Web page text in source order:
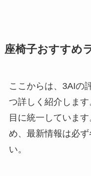
座椅子おすすめ
ここからは、3AIの
つ詳しく紹介しま
目に統一していま
め、最新情報は必
い。